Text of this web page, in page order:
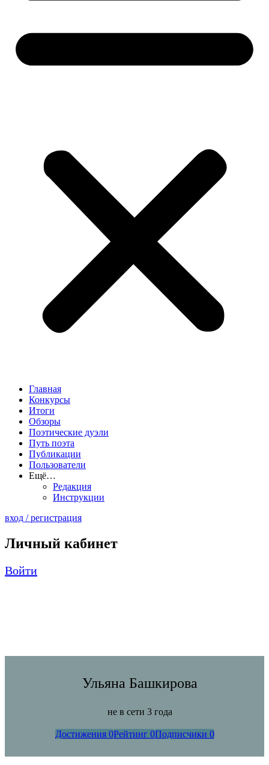
Главная
Конкурсы
Итоги
Обзоры
Поэтические дуэли
Путь поэта
Публикации
Пользователи
Ещё…
Редакция
Инструкции
вход / регистрация
Личный кабинет
Войти
Ульяна Башкирова
не в сети 3 года
Достижения 0Рейтинг 0Подписчики 0